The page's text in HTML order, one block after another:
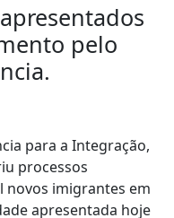
pelo
para a Integração,
processos
novos imigrantes em
apresentada hoje